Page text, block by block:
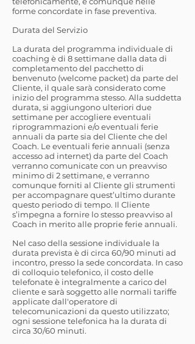
forme concordate in fase preventiva.
Durata del Servizio
La durata del programma individuale di
coaching è di 8 settimane dalla data di
completamento del pacchetto di
benvenuto (welcome packet) da parte del
Cliente, il quale sarà considerato come
inizio del programma stesso. Alla suddetta
durata, si aggiungono ulteriori due
settimane per accogliere eventuali
riprogrammazioni e/o eventuali ferie
annuali da parte sia del Cliente che del
Coach. Le eventuali ferie annuali (senza
accesso ad internet) da parte del Coach
verranno comunicate con un preavviso
minimo di 2 settimane, e verranno
comunque forniti al Cliente gli strumenti
per accompagnare quest’ultimo durante
questo periodo di tempo. Il Cliente
s’impegna a fornire lo stesso preavviso al
Coach in merito alle proprie ferie annuali.
Nel caso della sessione individuale la
durata prevista è di circa 60/90 minuti ad
incontro, presso la sede concordata. In caso
di colloquio telefonico, il costo delle
telefonate è integralmente a carico del
cliente e sarà soggetto alle normali tariffe
applicate dall'operatore di
telecomunicazioni da questo utilizzato;
ogni sessione telefonica ha la durata di
circa 30/60 minuti.